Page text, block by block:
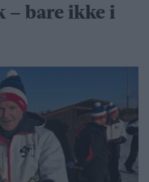
– bare ikke i